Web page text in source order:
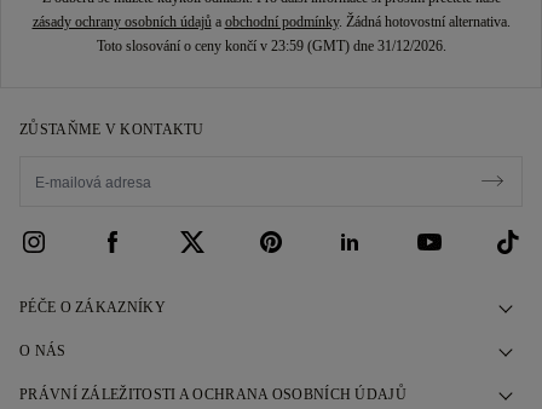
zásady ochrany osobních údajůa obchodní podmínky. Žádná hotovostní alternativa.
Toto slosování o ceny končí v 23:59 (GMT) dne 31/12/2026.
ZŮSTAŇME V KONTAKTU
PÉČE O ZÁKAZNÍKY
Kontaktujte nás
Rezervovat schůzku
O NÁS
Náš Příběh
PRÁVNÍ ZÁLEŽITOSTI A OCHRANA OSOBNÍCH ÚDAJŮ